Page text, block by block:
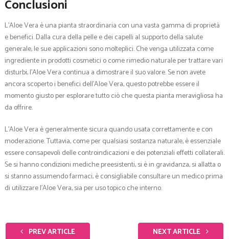
Conclusioni
L’Aloe Vera è una pianta straordinaria con una vasta gamma di proprietà
e benefici. Dalla cura della pelle e dei capelli al supporto della salute
generale, le sue applicazioni sono molteplici. Che venga utilizzata come
ingrediente in prodotti cosmetici o come rimedio naturale per trattare vari
disturbi, l’Aloe Vera continua a dimostrare il suo valore. Se non avete
ancora scoperto i benefici dell’Aloe Vera, questo potrebbe essere il
momento giusto per esplorare tutto ciò che questa pianta meravigliosa ha
da offrire.
L’Aloe Vera è generalmente sicura quando usata correttamente e con
moderazione. Tuttavia, come per qualsiasi sostanza naturale, è essenziale
essere consapevoli delle controindicazioni e dei potenziali effetti collaterali.
Se si hanno condizioni mediche preesistenti, si è in gravidanza, si allatta o
si stanno assumendo farmaci, è consigliabile consultare un medico prima
di utilizzare l’Aloe Vera, sia per uso topico che interno.
PREV ARTICLE NEXT ARTICLE